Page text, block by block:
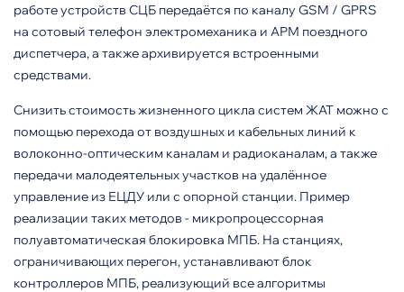
работе устройств СЦБ передаётся по каналу GSM / GPRS
на сотовый телефон электромеханика и АРМ поездного
диспетчера, а также архивируется встроенными
средствами.
Снизить стоимость жизненного цикла систем ЖАТ можно с
по­мощью перехода от воздушных и кабельных линий к
волоконно-оп­тическим каналам и радиоканалам, а также
передачи малодеятельных участков на удалённое
управление из ЕЦДУ или с опорной станции. Пример
реализации таких методов - микропроцессорная
полуавтома­тическая блокировка МПБ. На стан­циях,
ограничивающих перегон, устанавливают блок
контроллеров МПБ, реализующий все алгоритмы